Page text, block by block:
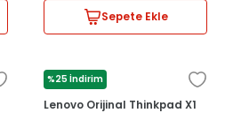
Sepete Ekle
%25 İndirim
LENOVO
Lenovo Orijinal Thinkpad X1